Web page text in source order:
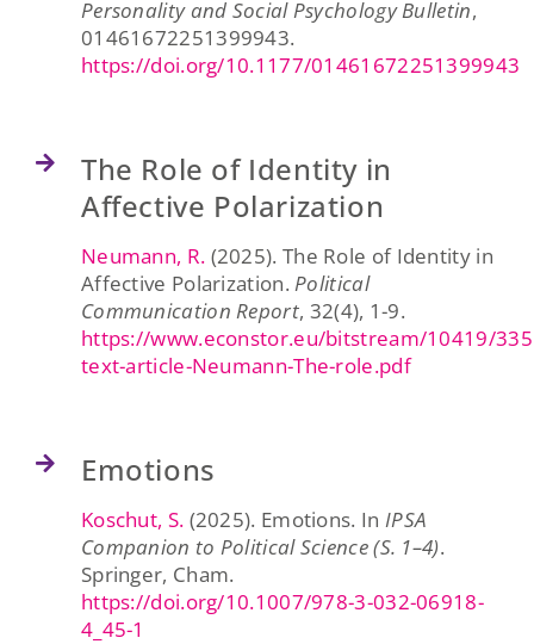
Personality and Social Psychology Bulletin,
01461672251399943.
https://doi.org/10.1177/01461672251399943
The Role of Identity in
Affective Polarization
Neumann, R. (2025). The Role of Identity in
Affective Polarization.Political
Communication Report, 32(4), 1-9.
https://www.econstor.eu/bitstream/10419/
text-article-Neumann-The-role.pdf
Emotions
Koschut, S. (2025). Emotions. In IPSA
Companion to Political Science (S. 1–4).
Springer, Cham.
https://doi.org/10.1007/978-3-032-06918-
4_45-1